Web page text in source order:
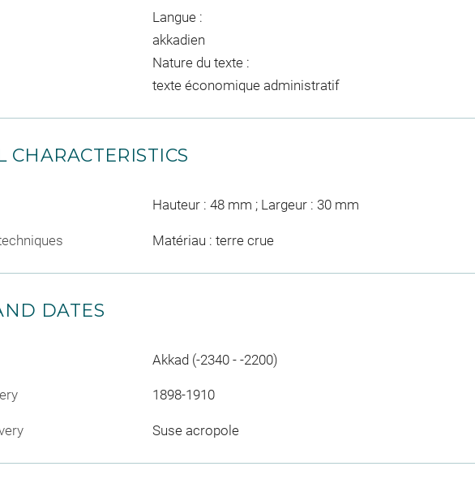
Langue :
akkadien
Nature du texte :
texte économique administratif
CHARACTERISTICS
Hauteur : 48 mm ; Largeur : 30 mm
Matériau : terre crue
DATES
Akkad (-2340 - -2200)
1898-1910
Suse acropole